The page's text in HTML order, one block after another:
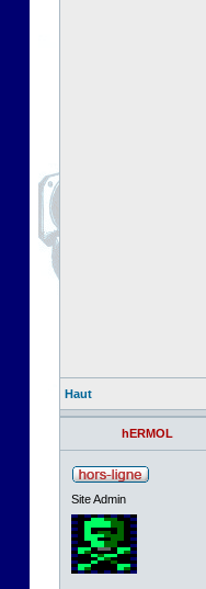
Haut
hERMOL
Site Admin